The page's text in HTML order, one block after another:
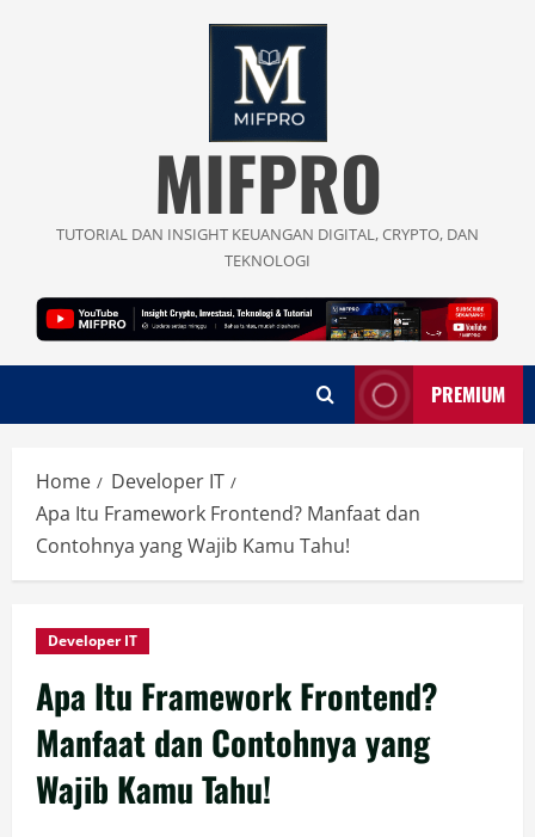
MIFPRO
TUTORIAL DAN INSIGHT KEUANGAN DIGITAL, CRYPTO, DAN
TEKNOLOGI
PREMIUM
Home
Developer IT
Apa Itu Framework Frontend? Manfaat dan
Contohnya yang Wajib Kamu Tahu!
Developer IT
Apa Itu Framework Frontend?
Manfaat dan Contohnya yang
Wajib Kamu Tahu!